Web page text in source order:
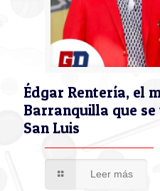
Édgar Rentería, el
Barranquilla que
San Luis
Leer más